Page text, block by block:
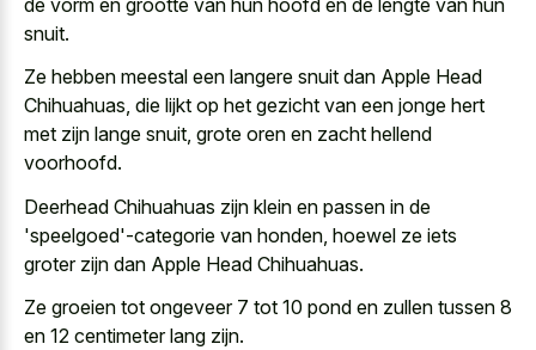
snuit.
Ze hebben meestal een langere snuit dan Apple Head
Chihuahuas, die lijkt op het gezicht van een jonge hert
met zijn lange snuit, grote oren en zacht hellend
voorhoofd.
Deerhead Chihuahuas zijn klein en passen in de
'speelgoed'-categorie van honden, hoewel ze iets
groter zijn dan Apple Head Chihuahuas.
Ze groeien tot ongeveer 7 tot 10 pond en zullen tussen 8
en 12 centimeter lang zijn.